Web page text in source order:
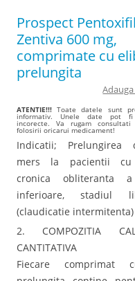
Prospect
Zentiva 600 mg,
comprimate cu
prelungita
ATENTIE!!! Toate datele sunt
informativ. Unele date pot fi
incorecte. Va rugam consultati
folosirii oricarui medicament!
Indicatii; Prelungirea
mers la pacientii cu
cronica obliteranta
inferioare, stadiul
(claudicatie intermitenta)
2. COMPOZITIA
CANTITATIVA
Fiecare comprimat